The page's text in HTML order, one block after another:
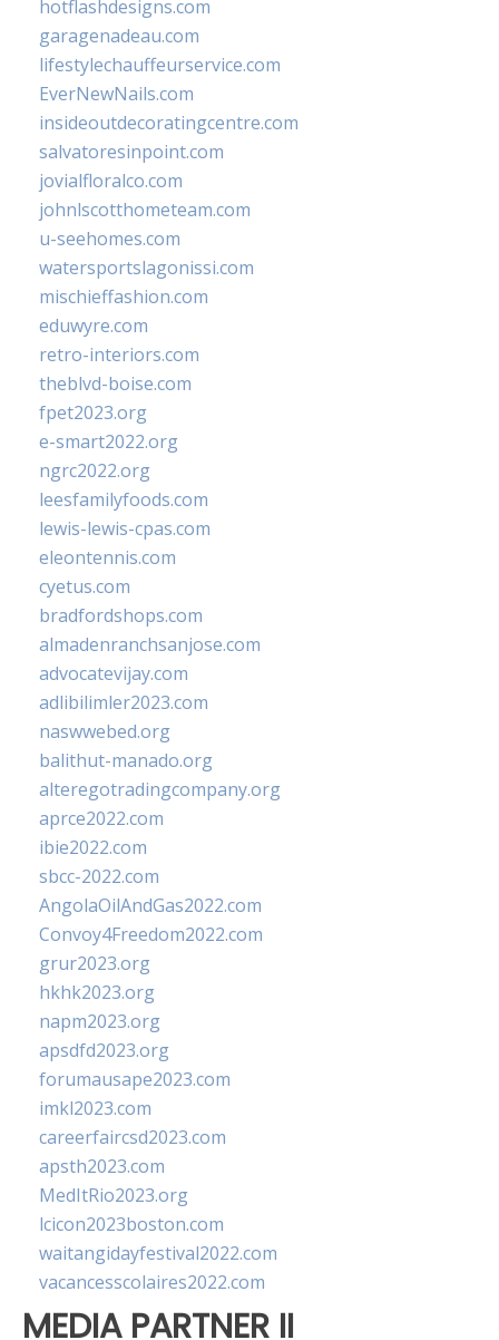
hotflashdesigns.com
garagenadeau.com
lifestylechauffeurservice.com
EverNewNails.com
insideoutdecoratingcentre.com
salvatoresinpoint.com
jovialfloralco.com
johnlscotthometeam.com
u-seehomes.com
watersportslagonissi.com
mischieffashion.com
eduwyre.com
retro-interiors.com
theblvd-boise.com
fpet2023.org
e-smart2022.org
ngrc2022.org
leesfamilyfoods.com
lewis-lewis-cpas.com
eleontennis.com
cyetus.com
bradfordshops.com
almadenranchsanjose.com
advocatevijay.com
adlibilimler2023.com
naswwebed.org
balithut-manado.org
alteregotradingcompany.org
aprce2022.com
ibie2022.com
sbcc-2022.com
AngolaOilAndGas2022.com
Convoy4Freedom2022.com
grur2023.org
hkhk2023.org
napm2023.org
apsdfd2023.org
forumausape2023.com
imkl2023.com
careerfaircsd2023.com
apsth2023.com
MedItRio2023.org
lcicon2023boston.com
waitangidayfestival2022.com
vacancesscolaires2022.com
MEDIA PARTNER II